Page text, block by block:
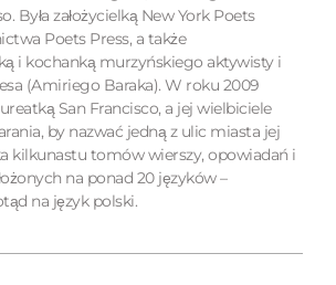
Była założycielką New York Poets
Poets Press, a także
i kochanką murzyńskiego aktywisty i
(Amiriego Baraka). W roku 2009
San Francisco, a jej wielbiciele
by nazwać jedną z ulic miasta jej
kilkunastu tomów wierszy, opowiadań i
na ponad 20 języków –
na język polski.